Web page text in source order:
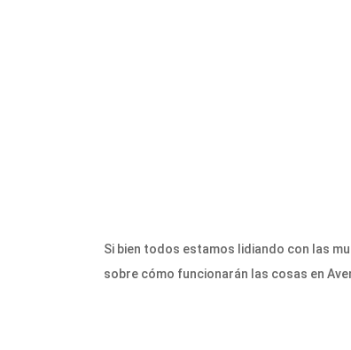
Si bien todos estamos lidiando con las
sobre cómo funcionarán las cosas en